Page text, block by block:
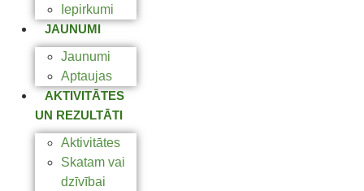
Iepirkumi
JAUNUMI
Jaunumi
Aptaujas
AKTIVITĀTES
UN REZULTĀTI
Aktivitātes
Skatam vai
dzīvībai